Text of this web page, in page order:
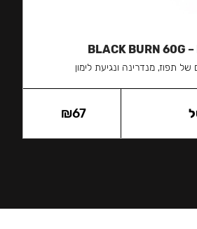
BLACK BURN 60G
תפוז, מנדרינה ונגיעת לימון
₪67